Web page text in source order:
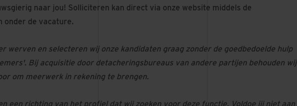
naar jou! Solliciteren kan direct via onze website middels de
onder de vacature.
werven en selecteren wij onze kandidaten graag zonder de goedbedoelde hulp
Bij acquisitie door detacheringsbureaus van andere partijen behouden wij
om meerwerk in rekening te brengen.
een richting van het profiel dat wij zoeken voor deze functie. Voldoe jij niet aan